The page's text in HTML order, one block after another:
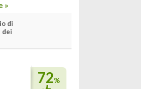
»
di
dei
72%